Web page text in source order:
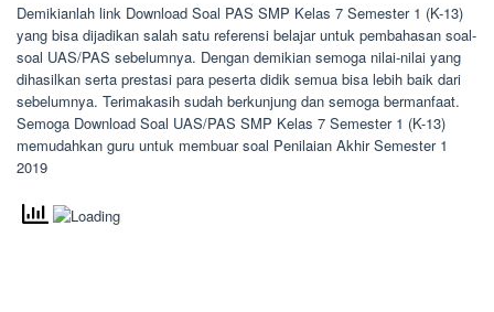
Demikianlah link Download Soal PAS SMP Kelas 7 Semester 1 (K-13)
yang bisa dijadikan salah satu referensi belajar untuk pembahasan soal-
soal UAS/PAS sebelumnya. Dengan demikian semoga nilai-nilai yang
dihasilkan serta prestasi para peserta didik semua bisa lebih baik dari
sebelumnya. Terimakasih sudah berkunjung dan semoga bermanfaat.
Semoga Download Soal UAS/PAS SMP Kelas 7 Semester 1 (K-13)
memudahkan guru untuk membuar soal Penilaian Akhir Semester 1
2019